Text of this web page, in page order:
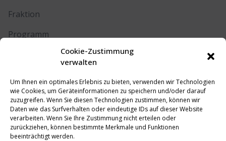
Cookie-Zustimmung
verwalten
Um Ihnen ein optimales Erlebnis zu bieten, verwenden wir Technologien
wie Cookies, um Geräteinformationen zu speichern und/oder darauf
zuzugreifen. Wenn Sie diesen Technologien zustimmen, können wir
Daten wie das Surfverhalten oder eindeutige IDs auf dieser Website
verarbeiten. Wenn Sie Ihre Zustimmung nicht erteilen oder
zurückziehen, können bestimmte Merkmale und Funktionen
beeinträchtigt werden.
Fraktion
Programm
RECHTLICHES
Impressum
Datenschutz